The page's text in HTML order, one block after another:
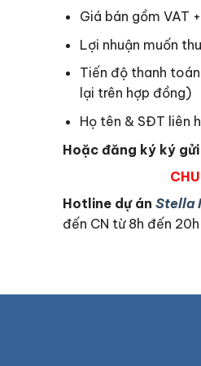
Giá bán gồm VAT
Lợi nhuận muốn
Tiến độ thanh
lại trên hợp đồng)
Họ tên & SĐT liên
Hoặc đăng ký ký
Hotline dự án Stella
đến CN từ 8h đến